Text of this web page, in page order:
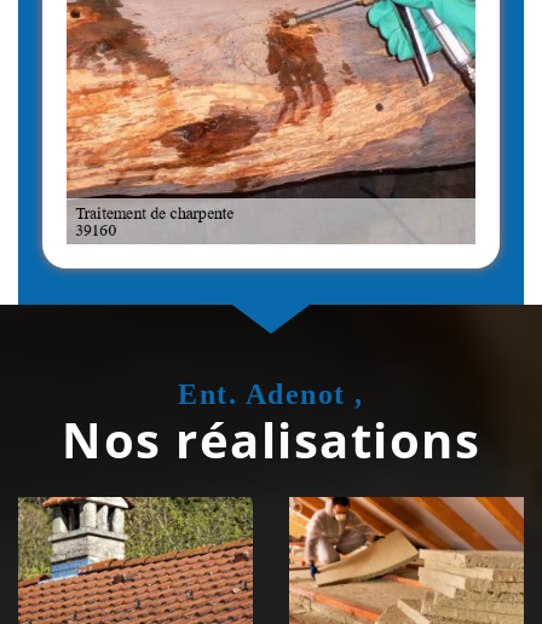
Ent. Adenot ,
Nos réalisations
Couvreur
zingueur 39
Jura
Isolation de
toiture 39
Jura